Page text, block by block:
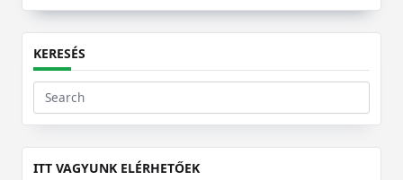
KERESÉS
Search
for:
ITT VAGYUNK ELÉRHETŐEK